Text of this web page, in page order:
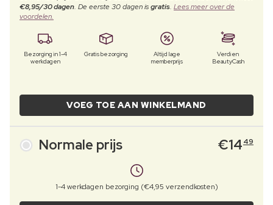
€8,95/30 dagen. De eerste 30 dagen isgratis. Lees meer over de
voordelen.
Bezorging in 1-4
werkdagen
Gratis bezorging
Altijd lage
memberprijs
Verdien
BeautyCash
VOEG TOE AAN WINKELMAND
Normale prijs €14 49
1-4 werkdagen bezorging (€4,95 verzendkosten)